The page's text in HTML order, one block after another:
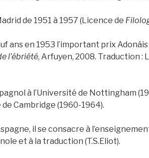
de 1951 à 1957 (Licence de
ans en 1953 l’important prix
l’ébriété, Arfuyen, 2008. Traduction :
à l’Université de Nottingham
de Cambridge (1960-1964).
il se consacre à
et à la traduction (T.S.Eliot).